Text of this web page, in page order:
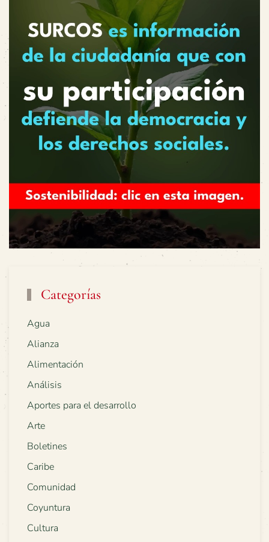
Categorías
Agua
Alianza
Alimentación
Análisis
Aportes para el desarrollo
Arte
Boletines
Caribe
Comunidad
Coyuntura
Cultura